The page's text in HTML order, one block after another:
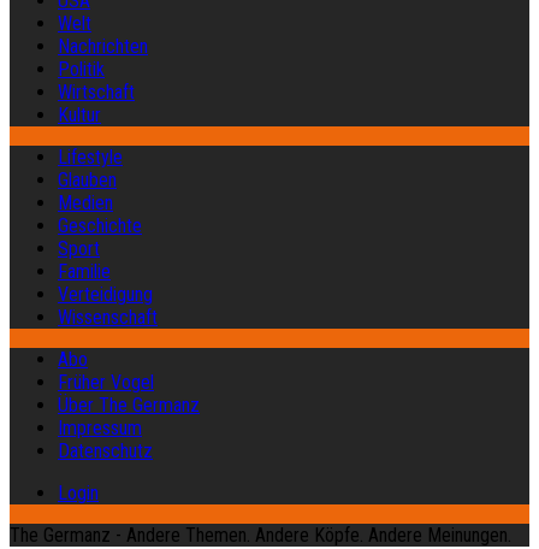
Welt
Nachrichten
Politik
Wirtschaft
Kultur
Lifestyle
Glauben
Medien
Geschichte
Sport
Familie
Verteidigung
Wissenschaft
Abo
Früher Vogel
Über The Germanz
Impressum
Datenschutz
Login
The Germanz - Andere Themen. Andere Köpfe. Andere Meinungen.